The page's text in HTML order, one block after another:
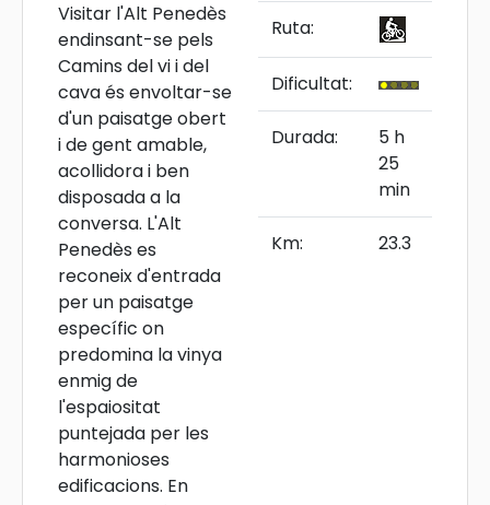
Visitar l'Alt Penedès
endinsant-se pels
Camins del vi i del
cava és envoltar-se
d'un paisatge obert
i de gent amable,
acollidora i ben
disposada a la
conversa. L'Alt
Penedès es
reconeix d'entrada
per un paisatge
específic on
predomina la vinya
enmig de
l'espaiositat
puntejada per les
harmonioses
edificacions. En
Ruta:
Dificultat:
Durada:
5 h
25
min
Km: 23.3